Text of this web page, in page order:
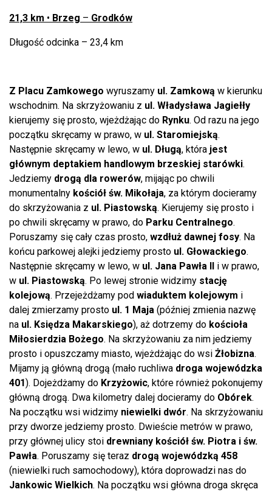
21,3 km • Brzeg – Grodków
Długość odcinka – 23,4 km
Z Placu Zamkowego wyruszamy ul. Zamkową w kierunku
wschodnim. Na skrzyżowaniu z ul. Władysława Jagiełły
kierujemy się prosto, wjeżdżając do Rynku. Od razu na jego
początku skręcamy w prawo, w ul. Staromiejską.
Następnie skręcamy w lewo, w ul. Długą, która jest
głównym deptakiem handlowym brzeskiej starówki.
Jedziemy drogą dla rowerów, mijając po chwili
monumentalny kościół św. Mikołaja, za którym docieramy
do skrzyżowania z ul. Piastowską. Kierujemy się prosto i
po chwili skręcamy w prawo, do Parku Centralnego.
Poruszamy się cały czas prosto, wzdłuż dawnej fosy. Na
końcu parkowej alejki jedziemy prosto ul. Głowackiego.
Następnie skręcamy w lewo, w ul. Jana Pawła II
i w prawo,
w ul. Piastowską. Po lewej stronie widzimy stację
kolejową. Przejeżdżamy pod wiaduktem kolejowym i
dalej zmierzamy prosto ul. 1 Maja (później zmienia nazwę
na ul. Księdza Makarskiego), aż dotrzemy do kościoła
Miłosierdzia Bożego. Na skrzyżowaniu za nim jedziemy
prosto i opuszczamy miasto, wjeżdżając do wsi Żłobizna.
Mijamy ją główną drogą (mało ruchliwa droga wojewódzka
401). Dojeżdżamy do Krzyżowic, które również pokonujemy
główną drogą. Dwa kilometry dalej docieramy do Obórek.
Na początku wsi widzimy niewielki dwór. Na skrzyżowaniu
przy dworze jedziemy prosto. Dwieście metrów w prawo,
przy głównej ulicy stoi drewniany kościół św. Piotra i św.
Pawła. Poruszamy się teraz drogą wojewódzką 458
(niewielki ruch samochodowy), która doprowadzi nas do
Jankowic Wielkich. Na początku wsi główna droga skręca